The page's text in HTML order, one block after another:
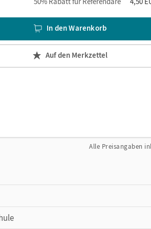
In den Warenkorb
Auf den Merkzettel
Alle Preisangaben